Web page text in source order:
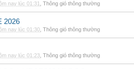
nay lúc 01:31 Thông gió thông thường
2026
nay lúc 01:30 Thông gió thông thường
nay lúc 01:23 Thông gió thông thường